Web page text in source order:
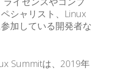
シャリスト、Linux
加している開発者な
Summitは、2019年